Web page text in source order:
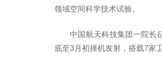
领域空间科学技术试验。
中国航天科技集团一院长
底至3月初择机发射，搭载7家